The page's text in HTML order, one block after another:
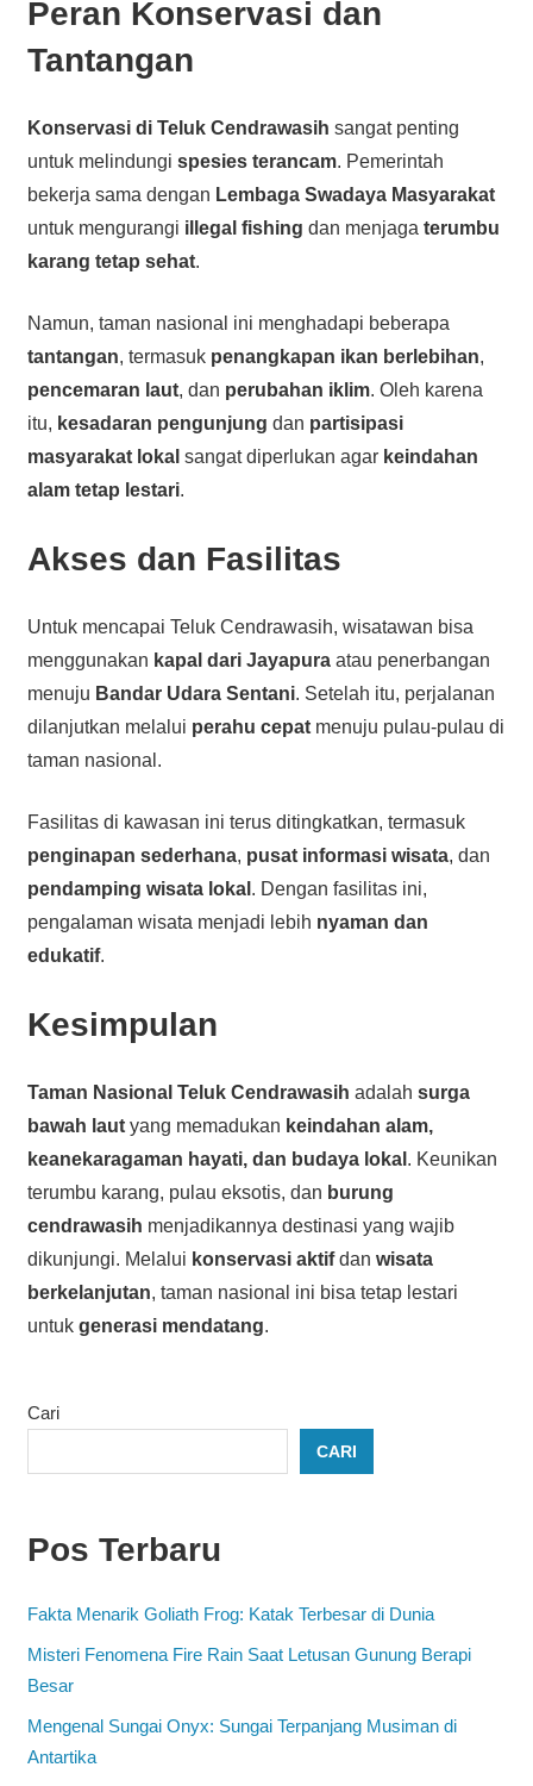
Peran Konservasi dan
Tantangan
Konservasi di Teluk Cendrawasih sangat penting
untuk melindungi spesies terancam. Pemerintah
bekerja sama dengan Lembaga Swadaya Masyarakat
untuk mengurangi illegal fishing dan menjaga terumbu
karang tetap sehat.
Namun, taman nasional ini menghadapi beberapa
tantangan, termasuk penangkapan ikan berlebihan,
pencemaran laut, dan perubahan iklim. Oleh karena
itu, kesadaran pengunjung dan partisipasi
masyarakat lokal sangat diperlukan agar keindahan
alam tetap lestari.
Akses dan Fasilitas
Untuk mencapai Teluk Cendrawasih, wisatawan bisa
menggunakan kapal dari Jayapuraatau penerbangan
menuju Bandar Udara Sentani. Setelah itu, perjalanan
dilanjutkan melalui perahu cepatmenuju pulau-pulau di
taman nasional.
Fasilitas di kawasan ini terus ditingkatkan, termasuk
penginapan sederhana, pusat informasi wisata, dan
pendamping wisata lokal . Dengan fasilitas ini,
pengalaman wisata menjadi lebih nyaman dan
edukatif.
Kesimpulan
Taman Nasional Teluk Cendrawasih adalah surga
bawah lautyang memadukan keindahan alam,
keanekaragaman hayati, dan budaya lokal . Keunikan
terumbu karang, pulau eksotis, dan burung
cendrawasih menjadikannya destinasi yang wajib
dikunjungi. Melalui konservasi aktifdan wisata
berkelanjutan, taman nasional ini bisa tetap lestari
untuk generasi mendatang.
Cari
CARI
Pos Terbaru
Fakta Menarik Goliath Frog: Katak Terbesar di Dunia
Misteri Fenomena Fire Rain Saat Letusan Gunung Berapi
Besar
Mengenal Sungai Onyx: Sungai Terpanjang Musiman di
Antartika